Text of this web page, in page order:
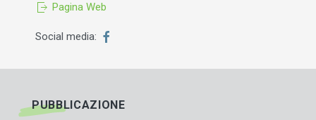
Pagina Web
Social media:
PUBBLICAZIONE